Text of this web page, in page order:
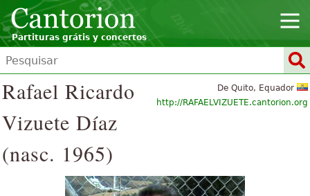
Partituras grátis y concertos
De Quito, Equador
http://RAFAELVIZUETE.cantorion.org
Rafael Ricardo
Vizuete Díaz
(nasc. 1965)